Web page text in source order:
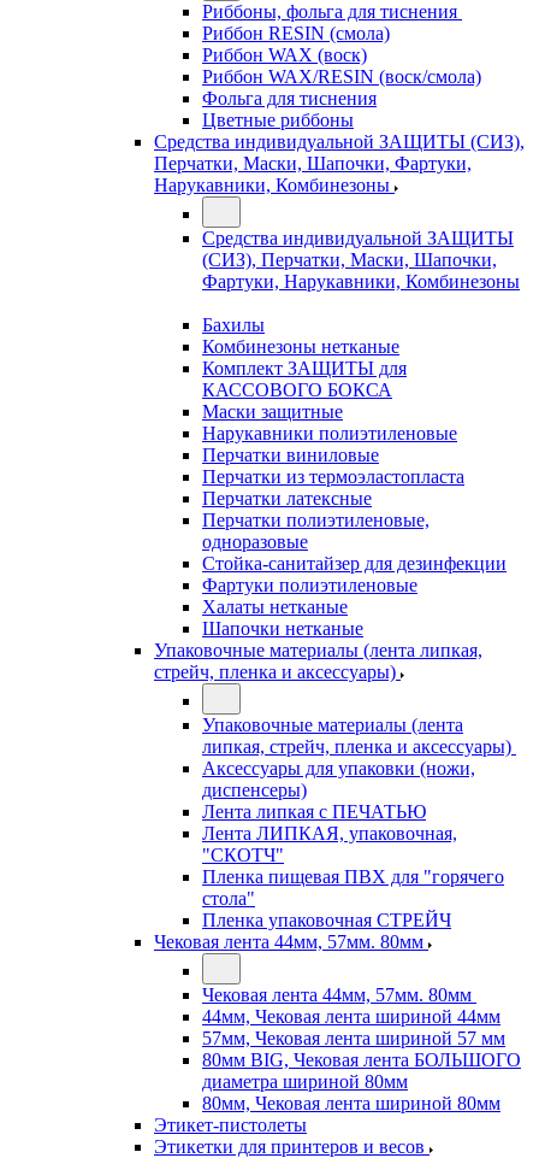
Риббоны, фольга для тиснения
Риббон RESIN (смола)
Риббон WAX (воск)
Риббон WAX/RESIN (воск/смола)
Фольга для тиснения
Цветные риббоны
Средства индивидуальной ЗАЩИТЫ (СИЗ),
Перчатки, Маски, Шапочки, Фартуки,
Нарукавники, Комбинезоны
Средства индивидуальной ЗАЩИТЫ
(СИЗ), Перчатки, Маски, Шапочки,
Фартуки, Нарукавники, Комбинезоны
Бахилы
Комбинезоны нетканые
Комплект ЗАЩИТЫ для
КАССОВОГО БОКСА
Маски защитные
Нарукавники полиэтиленовые
Перчатки виниловые
Перчатки из термоэластопласта
Перчатки латексные
Перчатки полиэтиленовые,
одноразовые
Стойка-санитайзер для дезинфекции
Фартуки полиэтиленовые
Халаты нетканые
Шапочки нетканые
Упаковочные материалы (лента липкая,
стрейч, пленка и аксессуары)
Упаковочные материалы (лента
липкая, стрейч, пленка и аксессуары)
Аксессуары для упаковки (ножи,
диспенсеры)
Лента липкая с ПЕЧАТЬЮ
Лента ЛИПКАЯ, упаковочная,
"СКОТЧ"
Пленка пищевая ПВХ для "горячего
стола"
Пленка упаковочная СТРЕЙЧ
Чековая лента 44мм, 57мм. 80мм
Чековая лента 44мм, 57мм. 80мм
44мм, Чековая лента шириной 44мм
57мм, Чековая лента шириной 57 мм
80мм BIG, Чековая лента БОЛЬШОГО
диаметра шириной 80мм
80мм, Чековая лента шириной 80мм
Этикет-пистолеты
Этикетки для принтеров и весов